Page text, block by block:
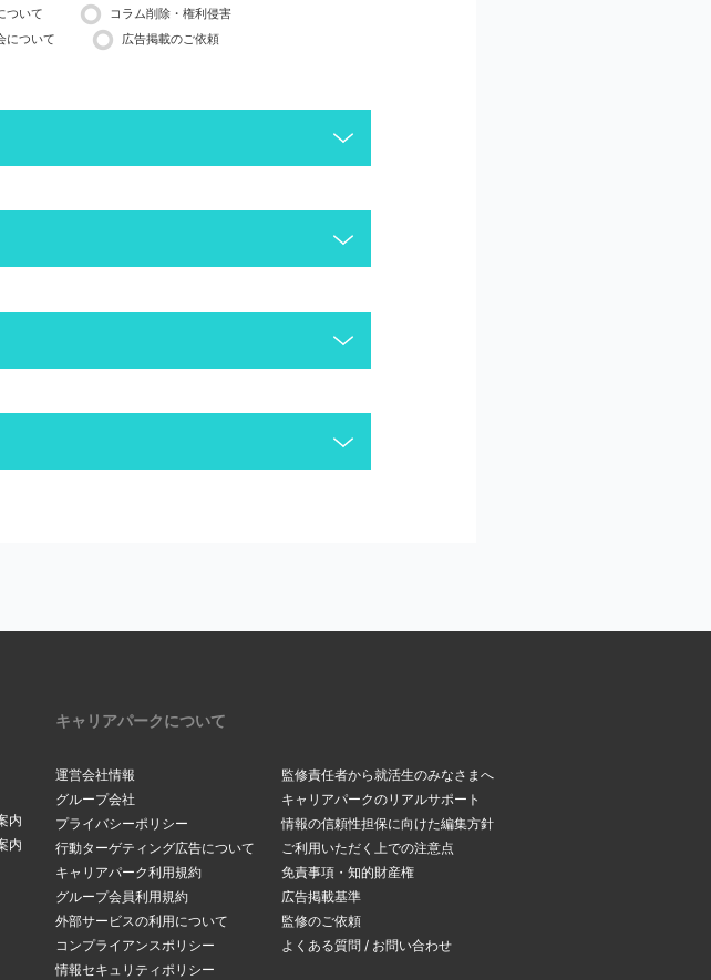
ついて
コラム削除・権利侵害
について
広告掲載のご依頼
承ください。
受け取るように設定してください。
せんか？
録アドレスを確認することができます。
ューの「
メールアドレスの変更ページ 」よりメー
ります。
内
内
キャリアパークについて
運営会社情報
グループ会社
プライバシーポリシー
行動ターゲティング広告について
キャリアパーク利用規約
グループ会員利用規約
外部サービスの利用について
コンプライアンスポリシー
情報セキュリティポリシー
監修責任者から就活生のみなさまへ
キャリアパークのリアルサポート
情報の信頼性担保に向けた編集方針
ご利用いただく上での注意点
免責事項・知的財産権
広告掲載基準
監修のご依頼
よくある質問 / お問い合わせ